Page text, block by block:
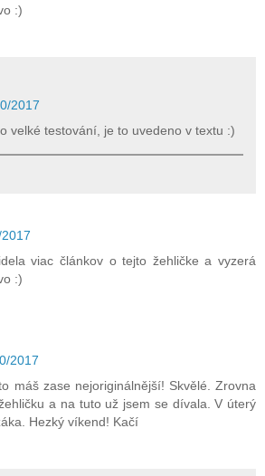
:)
2017
velké testování, je to uvedeno v textu :)
viac článkov o tejto žehličke a vyzerá
:)
2017
máš zase nejoriginálnější! Skvělé. Zrovna
a na tuto už jsem se dívala. V úterý
Hezký víkend! Kačí